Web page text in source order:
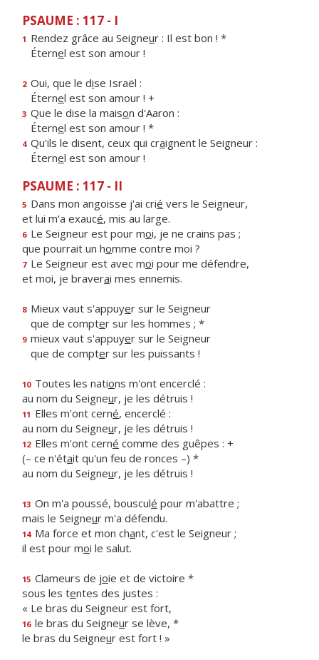
PSAUME : 117 - I
1 Rendez grâce au Seigneur : Il est bon ! *
Éternel est son amour !
2 Oui, que le dise Israël :
Éternel est son amour ! +
3 Que le dise la maison d'Aaron :
Éternel est son amour ! *
4 Qu'ils le disent, ceux qui craignent le Seigneur :
Éternel est son amour !
PSAUME : 117 - II
5 Dans mon angoisse j'ai crié vers le Seigneur,
et lui m'a exaucé, mis au large.
6 Le Seigneur est pour moi, je ne crains pas ;
que pourrait un homme contre moi ?
7 Le Seigneur est avec moi pour me défendre,
et moi, je braverai mes ennemis.
8 Mieux vaut s'appuyer sur le Seigneur
que de compter sur les hommes ; *
9 mieux vaut s'appuyer sur le Seigneur
que de compter sur les puissants !
10 Toutes les nations m'ont encerclé :
au nom du Seigneur, je les détruis !
11 Elles m'ont cerné, encerclé :
au nom du Seigneur, je les détruis !
12 Elles m'ont cerné comme des guêpes : +
(– ce n'était qu'un feu de ronces –) *
au nom du Seigneur, je les détruis !
13 On m'a poussé, bousculé pour m'abattre ;
mais le Seigneur m'a défendu.
14 Ma force et mon chant, c'est le Seigneur ;
il est pour moi le salut.
15 Clameurs de joie et de victoire *
sous les tentes des justes :
« Le bras du Seigneur est fort,
16 le bras du Seigneur se lève, *
le bras du Seigneur est fort ! »